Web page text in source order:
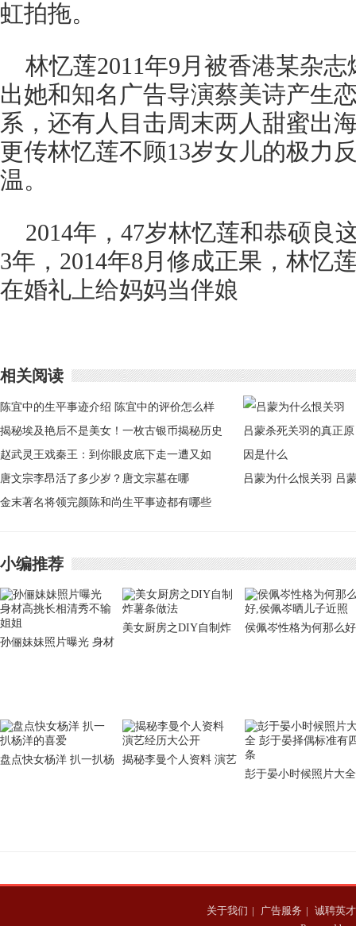
虹拍拖。
林忆莲2011年9月被香港某杂
出她和知名广告导演蔡美诗产生
系，还有人目击周末两人甜蜜出
更传林忆莲不顾13岁女儿的极力
温。
2014年，47岁林忆莲和恭硕良
3年，2014年8月修成正果，林忆
在婚礼上给妈妈当伴娘
相关阅读
陈宜中的生平事迹介绍 陈宜中的评价怎么样
揭秘埃及艳后不是美女！一枚古银币揭秘历史
真相
赵武灵王戏秦王：到你眼皮底下走一遭又如
何？
唐文宗李昂活了多少岁？唐文宗墓在哪
金末著名将领完颜陈和尚生平事迹都有哪些
吕蒙为什么恨关羽 吕
小编推荐
孙俪妹妹照片曝光 身材
美女厨房之DIY自制炸
侯佩岑性格为何那么
盘点快女杨洋 扒一扒杨
揭秘李曼个人资料 演艺
彭于晏小时候照片大全
关于我们 | 广告服务 | 诚聘英才